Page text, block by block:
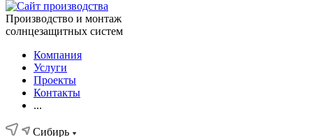
Производство и монтаж
солнцезащитных систем
Компания
Услуги
Проекты
Контакты
...
Сибирь